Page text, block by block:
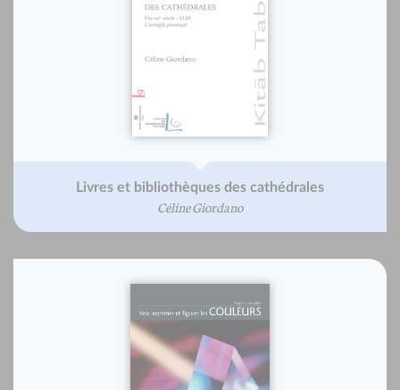
Livres et bibliothèques des cathédrales
Céline Giordano